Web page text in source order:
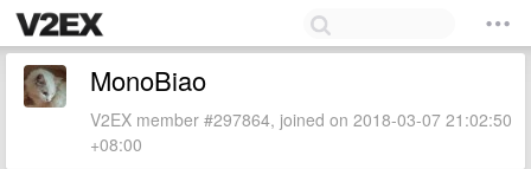
MonoBiao
V2EX member #297864, joined on 2018-03-07 21:02:50
+08:00